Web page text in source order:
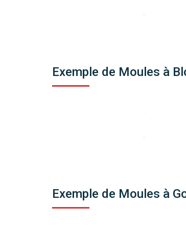
Exemple de Moules à
Exemple de Moules à